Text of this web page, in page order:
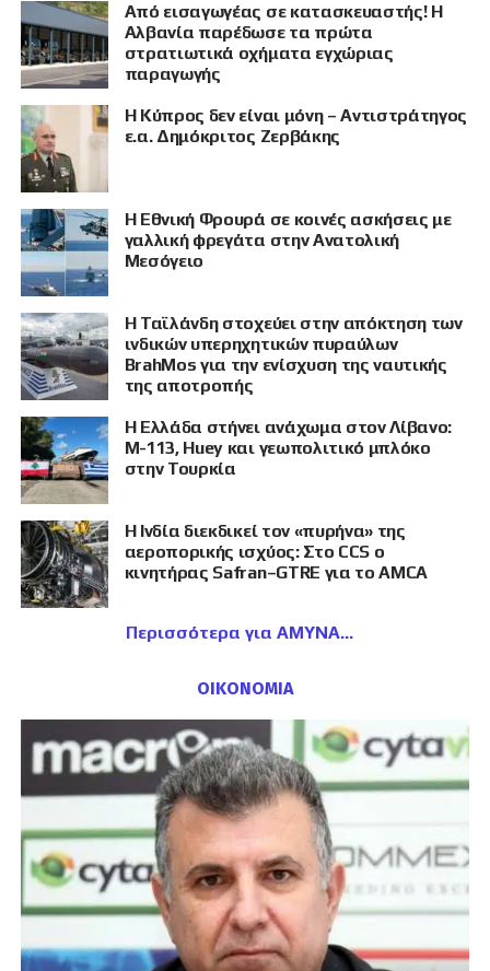
Από εισαγωγέας σε κατασκευαστής! Η
Αλβανία παρέδωσε τα πρώτα
στρατιωτικά οχήματα εγχώριας
παραγωγής
Η Κύπρος δεν είναι μόνη – Αντιστράτηγος
ε.α. Δημόκριτος Ζερβάκης
Η Εθνική Φρουρά σε κοινές ασκήσεις με
γαλλική φρεγάτα στην Ανατολική
Μεσόγειο
Η Ταϊλάνδη στοχεύει στην απόκτηση των
ινδικών υπερηχητικών πυραύλων
BrahMos για την ενίσχυση της ναυτικής
της αποτροπής
Η Ελλάδα στήνει ανάχωμα στον Λίβανο:
M-113, Huey και γεωπολιτικό μπλόκο
στην Τουρκία
Η Ινδία διεκδικεί τον «πυρήνα» της
αεροπορικής ισχύος: Στο CCS ο
κινητήρας Safran–GTRE για το AMCA
Περισσότερα για ΑΜΥΝΑ
ΟΙΚΟΝΟΜΙΑ